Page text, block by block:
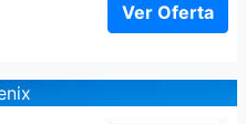
Ver Oferta